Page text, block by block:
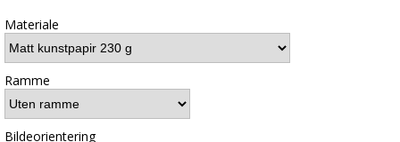
Materiale
Ramme
Bildeorientering